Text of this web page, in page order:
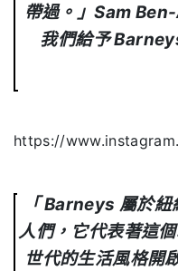
帶過。」Sam
我們給予
https://
「Barneys 屬於紐
人們，它代表著這
世代的生活風格開